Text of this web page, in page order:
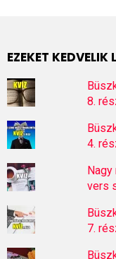
EZEKET KEDVELIK
8.
4.
vers
7.